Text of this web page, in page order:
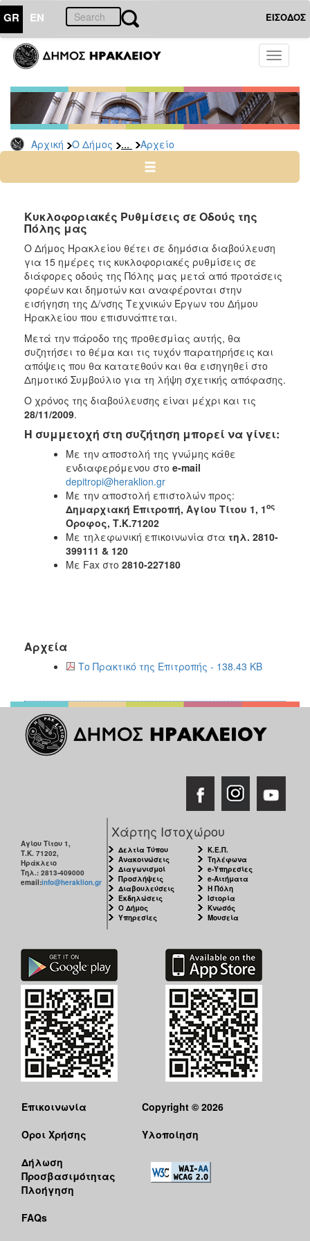
GR EN ΕΙΣΟΔΟΣ
Toggle
Αρχική Ο Δήμος ... Αρχείο
ΔΗΜΟΣ
Δημόσιες
Διαβουλεύσεις
Αρχείο
ΠΟΛΙΤΙΣΜΟΣ
ΑΝΘΕΚΤΙΚΗ
ΠΟΛΗ
Κυκλοφοριακές Ρυθμίσεις σε Οδούς της
Πόλης μας
Ο Δήμος Ηρακλείου θέτει σε δημόσια διαβούλευση
για 15 ημέρες τις κυκλοφοριακές ρυθμίσεις σε
διάφορες οδούς της Πόλης μας μετά από προτάσεις
φορέων και δημοτών και αναφέρονται στην
εισήγηση της Δ/νσης Τεχνικών Έργων του Δήμου
Ηρακλείου που επισυνάπτεται.
Μετά την πάροδο της προθεσμίας αυτής, θα
συζητήσει το θέμα και τις τυχόν παρατηρήσεις και
απόψεις που θα κατατεθούν και θα εισηγηθεί στο
Δημοτικό Συμβούλιο για τη λήψη σχετικής απόφασης.
Ο χρόνος της διαβούλευσης είναι μέχρι και τις
28/11/2009.
Η συμμετοχή στη συζήτηση μπορεί να γίνει:
Με την αποστολή της γνώμης κάθε
ενδιαφερόμενου στο e-mail
depitropi@heraklion.gr
Με την αποστολή επιστολών προς:
Δημαρχιακή Επιτροπή, Αγίου Τίτου 1, 1ος
Όροφος, Τ.Κ.71202
Με τηλεφωνική επικοινωνία στα τηλ. 2810-
399111 & 120
Με Fax στο 2810-227180
Αρχεία
Το Πρακτικό της Επιτροπής - 138.43 KB
Αγίου Τίτου 1,
Τ.Κ. 71202,
Ηράκλειο
Τηλ.: 2813-409000
email:info@heraklion.gr
Χάρτης Ιστοχώρου
Δελτία Τύπου
Ανακοινώσεις
Διαγωνισμοί
Προσλήψεις
Διαβουλεύσεις
Εκδηλώσεις
Ο Δήμος
Υπηρεσίες
Κ.Ε.Π.
Τηλέφωνα
e-Υπηρεσίες
e-Αιτήματα
Η Πόλη
Ιστορία
Κνωσός
Μουσεία
Επικοινωνία
Όροι Χρήσης
Δήλωση
Προσβασιμότητας
Πλοήγηση
FAQs
Copyright © 2026
Υλοποίηση